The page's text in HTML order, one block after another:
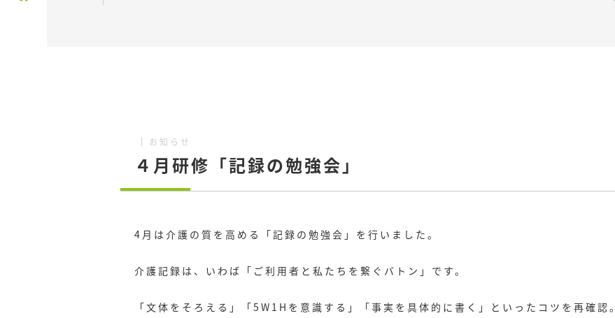
お知らせ
４月研修「記録の勉強会」
4月は介護の質を高める「記録の勉強会」を行いました。
介護記録は、いわば「ご利用者と私たちを繋ぐバトン」です。
「文体をそろえる」「5W1Hを意識する」「事実を具体的に書く」といったコツを再確認。